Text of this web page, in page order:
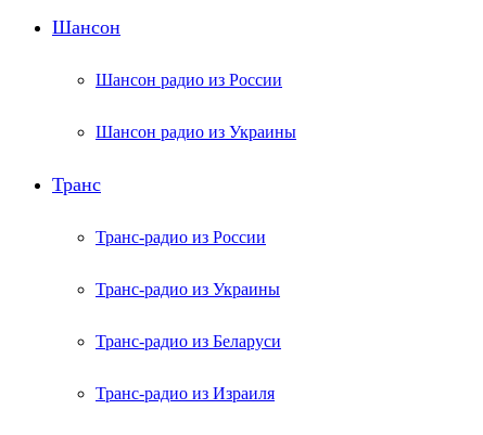
Шансон
Шансон радио из России
Шансон радио из Украины
Транс
Транс-радио из России
Транс-радио из Украины
Транс-радио из Беларуси
Транс-радио из Израиля